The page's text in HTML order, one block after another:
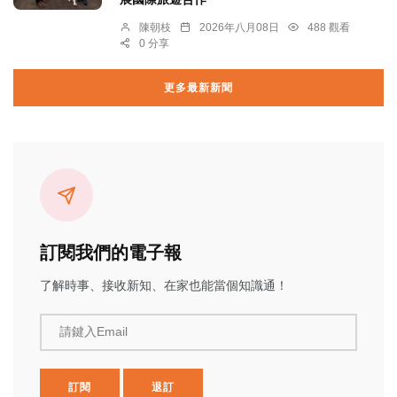
陳朝枝 2026年八月08日
488 觀看
0 分享
更多最新新聞
訂閱我們的電子報
了解時事、接收新知、在家也能當個知識通！
請鍵入Email
訂閱 退訂